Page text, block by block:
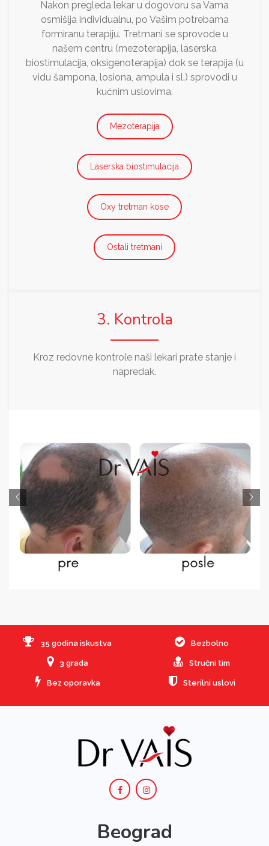
Nakon pregleda lekar u dogovoru sa Vama
osmišlja individualnu, po Vašim potrebama
formiranu terapiju. Tretmani se sprovode u
našem centru (mezoterapija, laserska
biostimulacija, oksigenoterapija) dok se terapija (u
vidu šampona, losiona, ampula i sl.) sprovodi u
kućnim uslovima.
Mezoterapija
Laserska biostimulacija
Oxy tretman kose
Ostali tretmani
3. Kontrola
Kroz redovne kontrole naši lekari prate stanje i
napredak.
35 godina iskustva Bezbolno
3 grada Stručni tim
Bez oporavka Sterilni uslovi
Beograd